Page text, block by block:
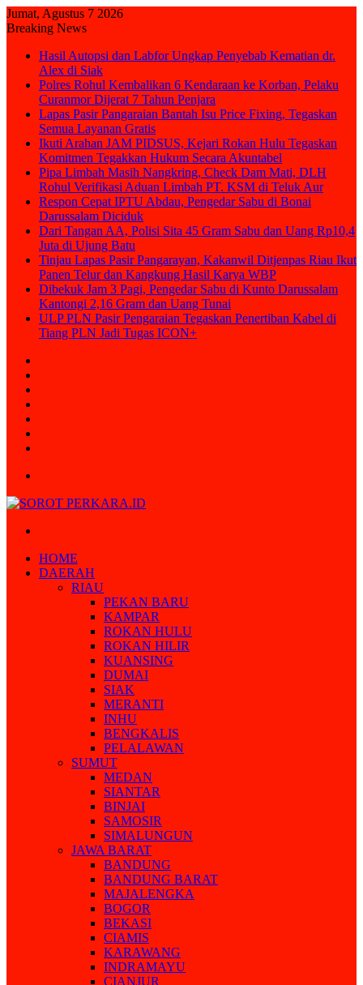
Jumat, Agustus 7 2026
Breaking News
Hasil Autopsi dan Labfor Ungkap Penyebab Kematian dr.
Alex di Siak
Polres Rohul Kembalikan 6 Kendaraan ke Korban, Pelaku
Curanmor Dijerat 7 Tahun Penjara
Lapas Pasir Pangaraian Bantah Isu Price Fixing, Tegaskan
Semua Layanan Gratis
Ikuti Arahan JAM PIDSUS, Kejari Rokan Hulu Tegaskan
Komitmen Tegakkan Hukum Secara Akuntabel
Pipa Limbah Masih Nangkring, Check Dam Mati, DLH
Rohul Verifikasi Aduan Limbah PT. KSM di Teluk Aur
Respon Cepat IPTU Abdau, Pengedar Sabu di Bonai
Darussalam Diciduk
Dari Tangan AA, Polisi Sita 45 Gram Sabu dan Uang Rp10,4
Juta di Ujung Batu
Tinjau Lapas Pasir Pangarayan, Kakanwil Ditjenpas Riau Ikut
Panen Telur dan Kangkung Hasil Karya WBP
Dibekuk Jam 3 Pagi, Pengedar Sabu di Kunto Darussalam
Kantongi 2,16 Gram dan Uang Tunai
ULP PLN Pasir Pengaraian Tegaskan Penertiban Kabel di
Tiang PLN Jadi Tugas ICON+
HOME
DAERAH
RIAU
PEKAN BARU
KAMPAR
ROKAN HULU
ROKAN HILIR
KUANSING
DUMAI
SIAK
MERANTI
INHU
BENGKALIS
PELALAWAN
SUMUT
MEDAN
SIANTAR
BINJAI
SAMOSIR
SIMALUNGUN
JAWA BARAT
BANDUNG
BANDUNG BARAT
MAJALENGKA
BOGOR
BEKASI
CIAMIS
KARAWANG
INDRAMAYU
CIANJUR